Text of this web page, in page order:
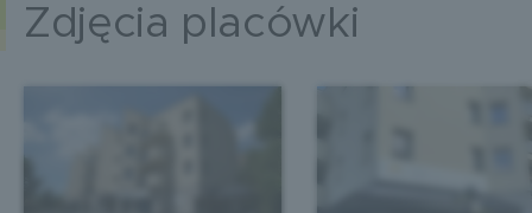
Zdjęcia placówki